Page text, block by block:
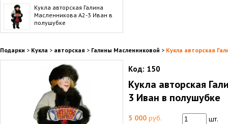
Кукла авторская Галина
Масленникова А2-3 Иван в
полушубке
Подарки > Кукла > авторская > Галины Масленниковой > Кукла авторская
Код: 150
Кукла авторская
3 Иван в полушубке
5 000 руб.
шт.